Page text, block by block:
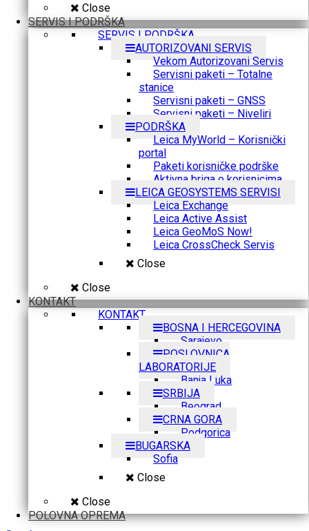
Close
SERVIS I PODRŠKA
SERVIS I PODRŠKA
AUTORIZOVANI SERVIS
Vekom Autorizovani Servis
Servisni paketi – Totalne
stanice
Servisni paketi – GNSS
Servisni paketi – Niveliri
PODRŠKA
Leica MyWorld – Korisnički
portal
Paketi korisničke podrške
Aktivna briga o korisnicima
LEICA GEOSYSTEMS SERVISI
Leica Exchange
Leica Active Assist
Leica GeoMoS Now!
Leica CrossCheck Servis
Close
Close
KONTAKT
KONTAKT
BOSNA I HERCEGOVINA
Sarajevo
POSLOVNICA
LABORATORIJE
Banja Luka
SRBIJA
Beograd
CRNA GORA
Podgorica
BUGARSKA
Sofia
Close
Close
POLOVNA OPREMA